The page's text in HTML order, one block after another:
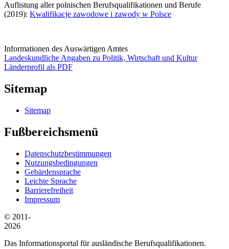
Auflistung aller polnischen Berufsqualifikationen und Berufe
(2019): Kwalifikacje zawodowe i zawody w Polsce
Informationen des Auswärtigen Amtes
Landeskundliche Angaben zu Politik, Wirtschaft und Kultur
Länderprofil als PDF
Sitemap
Sitemap
Fußbereichsmenü
Datenschutzbestimmungen
Nutzungsbedingungen
Gebärdensprache
Leichte Sprache
Barrierefreiheit
Impressum
© 2011-
2026
Das Informationsportal für ausländische Berufsqualifikationen.